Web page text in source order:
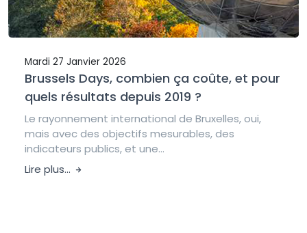
Mardi 27 Janvier 2026
Brussels Days, combien ça coûte, et pour
quels résultats depuis 2019 ?
Le rayonnement international de Bruxelles, oui,
mais avec des objectifs mesurables, des
indicateurs publics, et une...
Lire plus...